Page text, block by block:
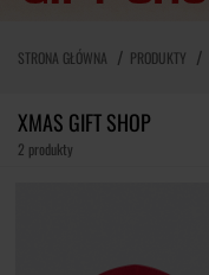
STRONA GŁÓWNA PRODUKTY
XMAS GIFT SHOP
2 produkty